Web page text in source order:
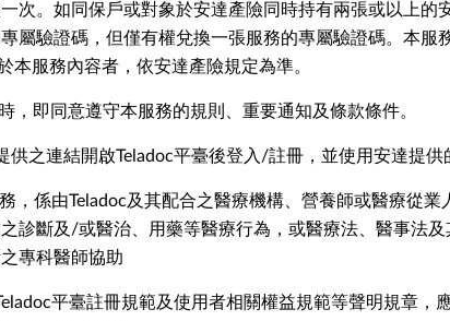
次。如同 保戶或對象於安達產險同時持有兩張或以上
屬驗證碼，但僅有權兌換一張服務的專屬驗證碼。本
本服務內容者，依安達產險規定為準。
即同意遵守本服務的規則、重要通知及條款條件。
供之連結開啟Teladoc平臺後登入/註冊，並使用安達提
係由Teladoc及其配合之醫療機構、營養師或醫療從業
診斷及/或醫治、用藥等醫療行為，或醫療法、醫事法
專科醫師協助
平臺註冊規範及使用者相關權益規範等聲明規章，